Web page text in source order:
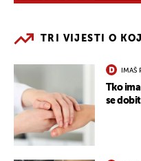
TRI VIJESTI O
IMAŠ
Tko
se